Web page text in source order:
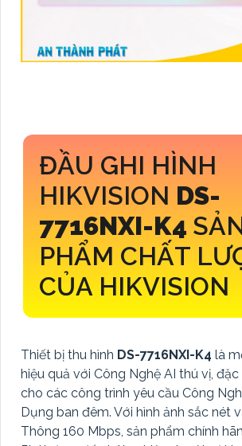
ĐẦU GHI HÌNH
HIKVISION DS-
7716NXI-K4
PHẨM CHẤT
CỦA HIKVISION
Thiết bị thu hình DS-7716NXI-K4 là
hiệu quả với Công Nghệ AI thú vị,
cho các công trình yêu cầu Công
Dụng ban đêm. Với hình ảnh sắc nét
Thông 160 Mbps, sản phẩm chính